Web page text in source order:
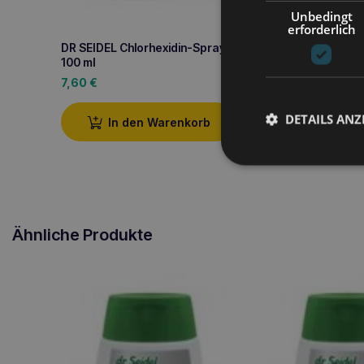
DR SEIDEL Chlorhexidin-Spray
100 ml
7,60 €
In den Warenkorb
DR SEIDEL
Chlorhexysin und
12,90€
In den
Ähnliche Produkte
Unbedingt
erforderlich
DETAILS